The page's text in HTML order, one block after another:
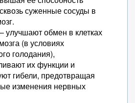
суженные сосуды в
улучшают обмен в клетках
(в условиях
голодания),
их функции и
гибели, предотвращая
изменения нервных